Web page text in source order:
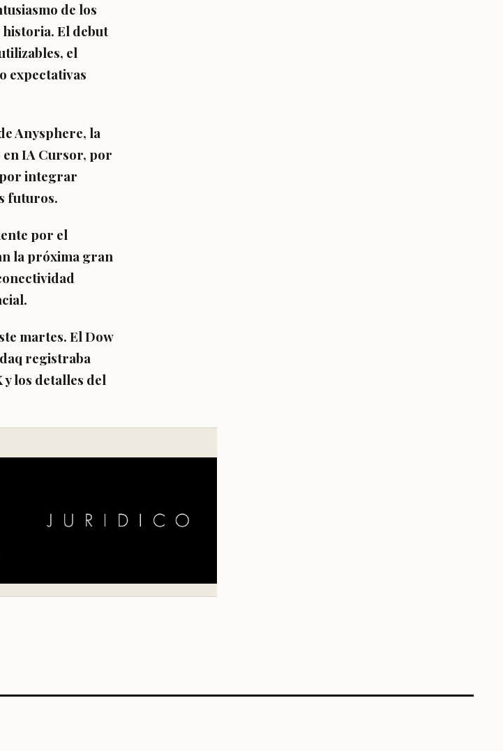
de los
historia. El debut
el
expectativas
Anysphere, la
IA Cursor, por
por integrar
futuros.
por el
la próxima gran
martes. El Dow
registraba
los detalles del